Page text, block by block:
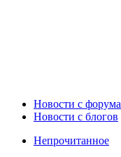
Новости c форума
Новости с блогов
Непрочитанное